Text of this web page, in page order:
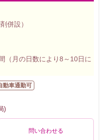
併設）
月の日数により8～10日に
動車通勤可
)
問い合わせる